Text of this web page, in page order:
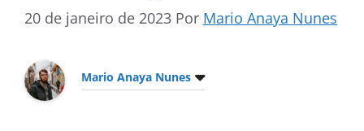
20 de janeiro de 2023 Por Mario Anaya Nunes
Mario Anaya Nunes